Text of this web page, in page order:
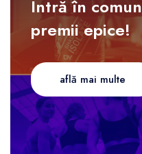
Intră în
premii epice!
află mai multe